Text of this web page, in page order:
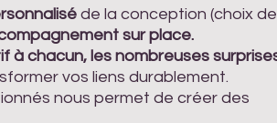
de la conception (choix
sur place.
à chacun, les nombreuses
vos liens durablement.
nous permet de créer des